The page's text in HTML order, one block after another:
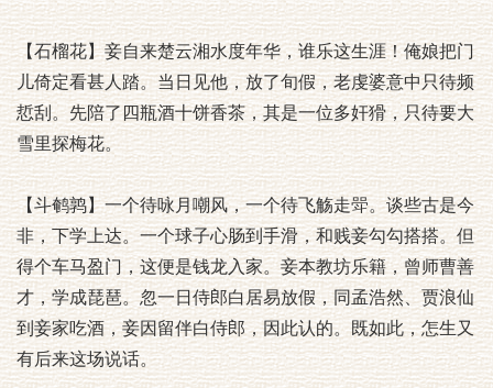
【石榴花】妾自来楚云湘水度年华，谁乐这生涯！俺娘把门
儿倚定看甚人踏。当日见他，放了旬假，老虔婆意中只待频
悊刮。先陪了四瓶酒十饼香茶，其是一位多奸猾，只待要大
雪里探梅花。
【斗鹌鹑】一个待咏月嘲风，一个待飞觞走斝。谈些古是今
非，下学上达。一个球子心肠到手滑，和贱妾勾勾搭搭。但
得个车马盈门，这便是钱龙入家。妾本教坊乐籍，曾师曹善
才，学成琵琶。忽一日侍郎白居易放假，同孟浩然、贾浪仙
到妾家吃酒，妾因留伴白侍郎，因此认的。既如此，怎生又
有后来这场说话。